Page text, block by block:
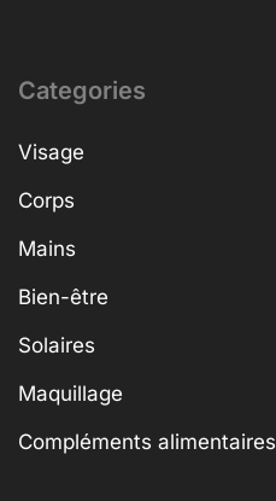
Categories
Visage
Corps
Mains
Bien-être
Solaires
Maquillage
Compléments alimentaires